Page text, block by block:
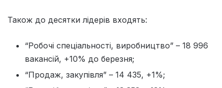
Також до десятки лідерів входять:
“Робочі спеціальності, виробництво” – 18 996
вакансій, +10% до березня;
“Продаж, закупівля” – 14 435, +1%;